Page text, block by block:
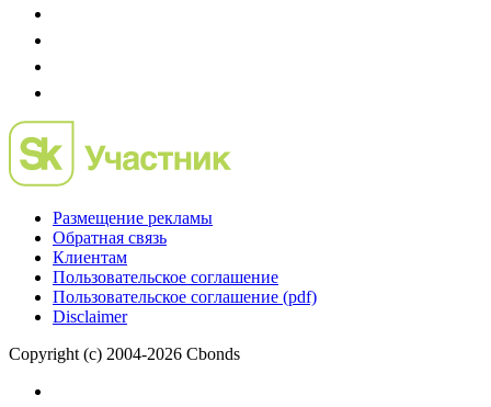
Размещение рекламы
Обратная связь
Пользовательское соглашение